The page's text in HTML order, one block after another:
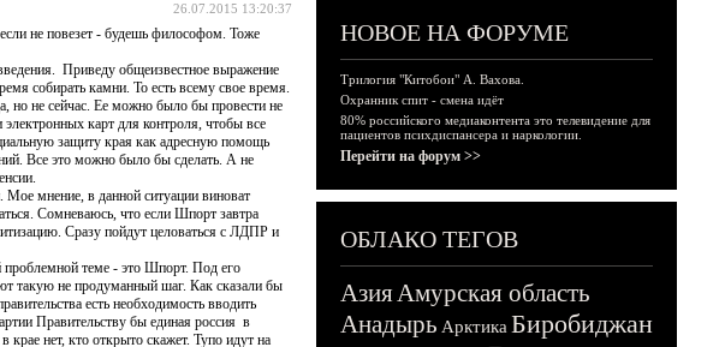
26.07.2015 13:20:37
не повезет - будешь философом. Тоже
Приведу общеизвестное выражение
собирать камни. То есть всему свое время.
но не сейчас. Ее можно было бы провести не
карт для контроля, чтобы все
защиту края как адресную помощь
Все это можно было бы сделать. А не
мнение, в данной ситуации виноват
Сомневаюсь, что если Шпорт завтра
Сразу пойдут целоваться с ЛДПР и
проблемной теме - это Шпорт. Под его
такую не продуманный шаг. Как сказали бы
есть необходимость вводить
Правительству бы единая россия в
нет, кто открыто скажет. Тупо идут на
НОВОЕ НА ФОРУМЕ
Трилогия "Китобои" А. Вахова.
Охранник спит - смена идёт
80% российского медиаконтента это телевидение для
пациентов психдиспансера и наркологии.
Перейти на форум >>
ОБЛАКО ТЕГОВ
АзияАмурская область
Анадырь Арктика Биробиджан